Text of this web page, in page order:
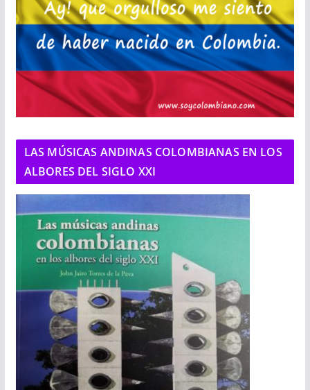
LAS MÚSICAS ANDINAS COLOMBIANAS EN LOS
ALBORES DEL SIGLO XXI